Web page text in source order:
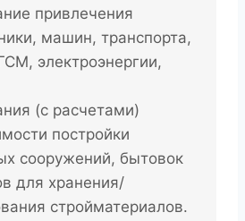
привлечения
машин, транспорта,
электроэнергии,
(с расчетами)
постройки
сооружений, бытовок
для хранения/
стройматериалов.